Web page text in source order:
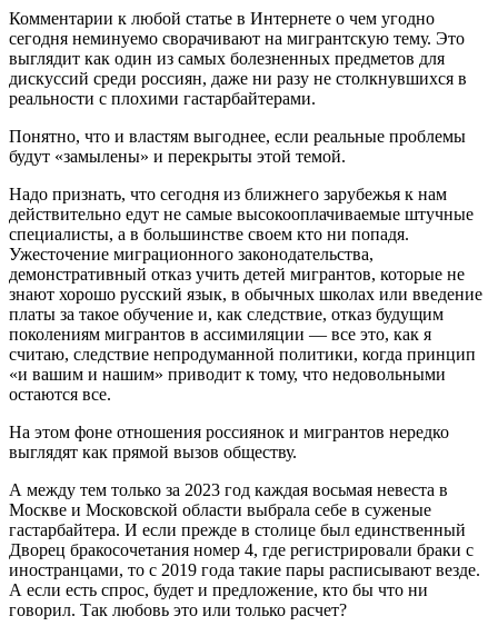
Комментарии к любой статье в Интернете о чем угодно
сегодня неминуемо сворачивают на мигрантскую тему. Это
выглядит как один из самых болезненных предметов для
дискуссий среди россиян, даже ни разу не столкнувшихся в
реальности с плохими гастарбайтерами.
Понятно, что и властям выгоднее, если реальные проблемы
будут «замылены» и перекрыты этой темой.
Надо признать, что сегодня из ближнего зарубежья к нам
действительно едут не самые высокооплачиваемые штучные
специалисты, а в большинстве своем кто ни попадя.
Ужесточение миграционного законодательства,
демонстративный отказ учить детей мигрантов, которые не
знают хорошо русский язык, в обычных школах или введение
платы за такое обучение и, как следствие, отказ будущим
поколениям мигрантов в ассимиляции — все это, как я
считаю, следствие непродуманной политики, когда принцип
«и вашим и нашим» приводит к тому, что недовольными
остаются все.
На этом фоне отношения россиянок и мигрантов нередко
выглядят как прямой вызов обществу.
А между тем только за 2023 год каждая восьмая невеста в
Москве и Московской области выбрала себе в суженые
гастарбайтера. И если прежде в столице был единственный
Дворец бракосочетания номер 4, где регистрировали браки с
иностранцами, то с 2019 года такие пары расписывают везде.
А если есть спрос, будет и предложение, кто бы что ни
говорил. Так любовь это или только расчет?